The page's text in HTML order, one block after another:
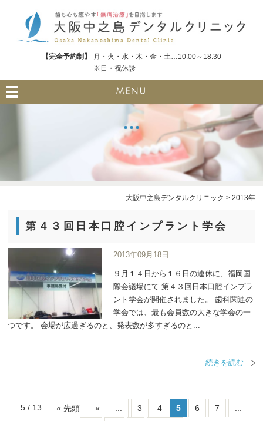
【完全予約制】
月・火・水・木・金・土…10:00～18:30
※日・祝休診
MENU
大阪中之島デンタルクリニック > 2013年
第４３回日本口腔インプラント学会
2013年09月18日
９月１４日から１６日の連休に、福岡国
際会議場にて 第４３回日本口腔インプラ
ント学会が開催されました。 歯科関連の
学会では、最も会員数の大きな学会の一
つです。 会場が広過ぎるのと、発表数が多すぎるのと...
続きを読む
5 / 13 « 先頭 « ... 3 4 5 6 7
...